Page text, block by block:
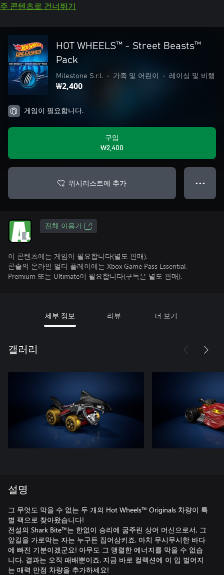
주 콘텐츠로 건너뛰기
HOT WHEELS™ - Street Beasts™
Pack
Milestone S.r.l. • 가족 및 어린이 • 레이싱 및 비행
₩2,400
게임이 필요합니다.
구입
₩2,400
위시리스트에 추가 ● ● ●
전체 이용가
이 콘텐츠에는 게임이 필요합니다(별도 판매).
콘솔의 온라인 멀티 플레이에는 Xbox Game Pass Essential,
Premium 또는 Ultimate이 필요합니다(구독은 별도 판매).
세부 정보 리뷰 더 보기
갤러리
설명
그 무엇도 막을 수 없는 두 개의 Hot Wheels™ Originals 차량이 특
별 팩으로 찾아왔습니다!
전설의 Shark Bite™는 한없이 승리에 굶주린 상어 머신으로서, 그
앞길을 가로막는 자는 누구든 집어삼키죠. 마치 무시무시한 바다
에 빠진 기분이겠군요! 아무도 그 맹렬한 에너지를 막을 수 없습
니다. 결과는 오직 패배뿐이죠. 지금 바로 컬렉션에 이 입 벌어지
는 매력 만점 차량을 추가하세요!